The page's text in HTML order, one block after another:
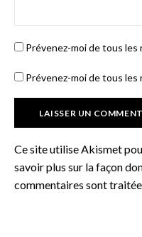
Prévenez-moi de tous les
Prévenez-moi de tous les
Ce site utilise Akismet
savoir plus sur la façon
commentaires sont